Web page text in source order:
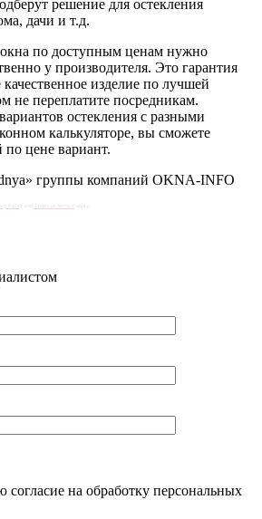
решение для остекления
дачи и т.д.
по доступным ценам нужно
у производителя. Это гарантия
изделие по лучшей
не переплатите посредникам.
остекления с разными
калькуляторе, вы сможете
цене вариант.
группы компаний OKNA-INFO
Terms of Service
на обработку персональных